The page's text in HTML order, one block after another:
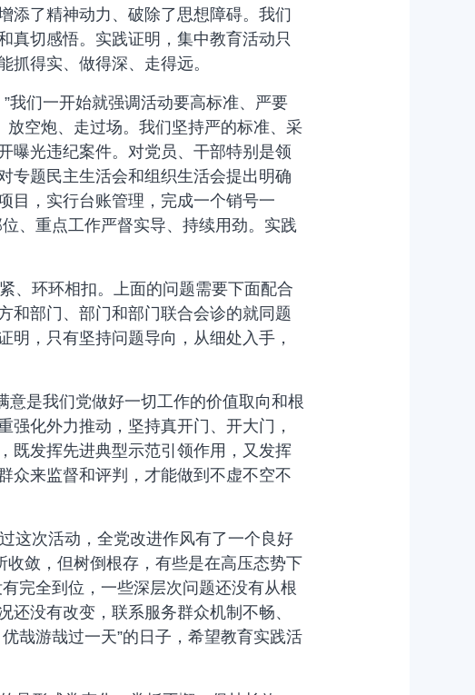
添了精神动力、破除了思想障碍。我们
真切感悟。实践证明，集中教育活动只
得实、做得深、走得远。
们一开始就强调活动要高标准、严要
放空炮、走过场。我们坚持严的标准、采
曝光违纪案件。对党员、干部特别是领
专题民主生活会和组织生活会提出明确
目，实行台账管理，完成一个销号一
、重点工作严督实导、持续用劲。实践
环环相扣。上面的问题需要下面配合
和部门、部门和部门联合会诊的就同题
，只有坚持问题导向，从细处入手，
是我们党做好一切工作的价值取向和根
化外力推动，坚持真开门、开大门，
既发挥先进典型示范引领作用，又发挥
众来监督和评判，才能做到不虚不空不
这次活动，全党改进作风有了一个良好
收敛，但树倒根存，有些是在高压态势下
完全到位，一些深层次问题还没有从根
没有改变，联系服务群众机制不畅、
哉游哉过一天”的日子，希望教育实践活